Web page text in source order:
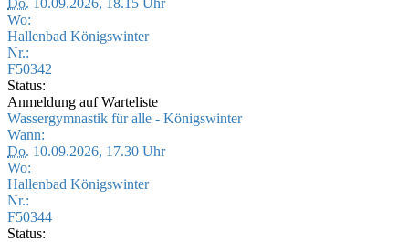
Do. 10.09.2026, 18.15 Uhr
Wo:
Hallenbad Königswinter
Nr.:
F50342
Status:
Anmeldung auf Warteliste
Wassergymnastik für alle - Königswinter
Wann:
Do. 10.09.2026, 17.30 Uhr
Wo:
Hallenbad Königswinter
Nr.:
F50344
Status: